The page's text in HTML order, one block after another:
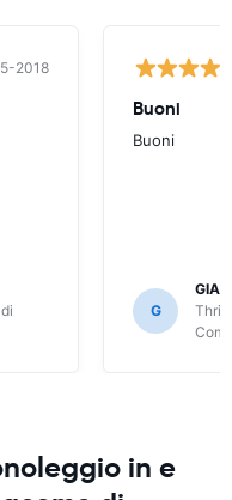
2018
Buoni
Buoni
G
in e